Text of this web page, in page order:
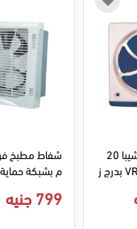
سم VRH20J10U بدرج ز
م بشبكة
799 جنيه